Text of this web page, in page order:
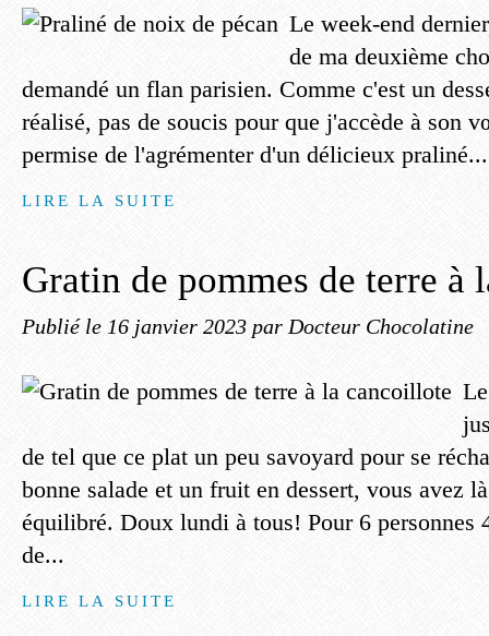
Le week-end
de ma deuxième
demandé un flan parisien. Comme c'est un
réalisé, pas de soucis pour que j'accède à son
permise de l'agrémenter d'un délicieux praliné...
LIRE LA SUITE
Gratin de pommes de terre à
Publié le 16 janvier 2023 par Docteur Chocolatine
de tel que ce plat un peu savoyard pour se
bonne salade et un fruit en dessert, vous avez
équilibré. Doux lundi à tous! Pour 6 personnes
de...
LIRE LA SUITE